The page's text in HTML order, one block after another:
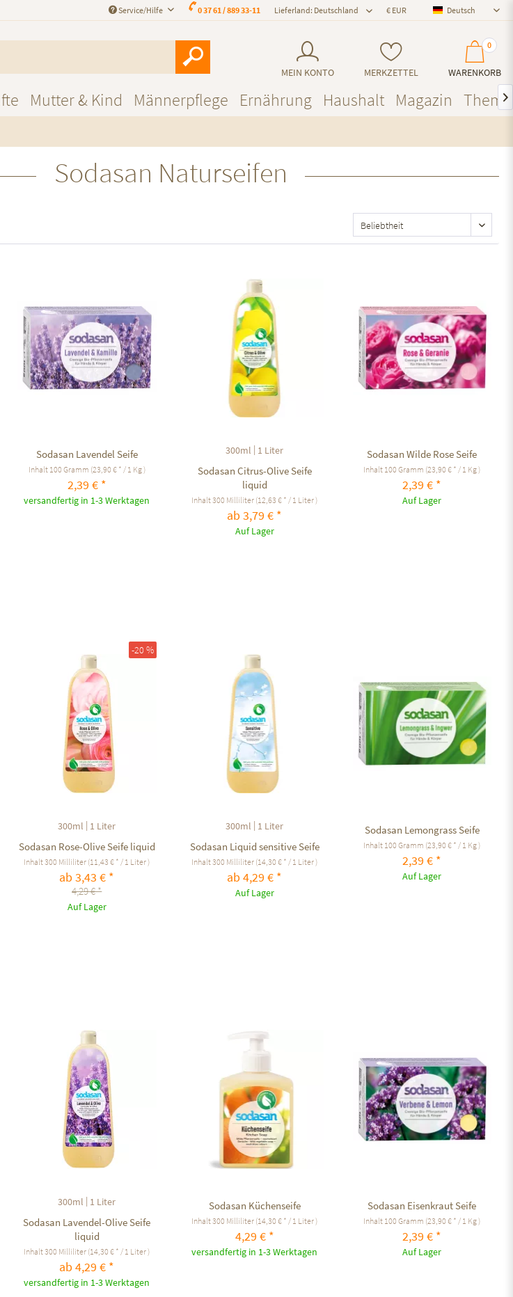
Deutsch
Deutsch
Lieferland: Deutschland
0 37 61 / 889 33-11
Service/Hilfe
MEIN KONTO MERKZETTEL
0
WARENKORB
Mutter & Kind Männerpflege Ernährung Haushalt Magazin 
Sodasan Naturseifen
Sodasan Lavendel Seife
Inhalt 100 Gramm (23,90 € * / 1 Kg )
2,39 € *
versandfertig in 1-3 Werktagen
300ml | 1 Liter
Sodasan Citrus-Olive Seife
liquid
Inhalt300 Milliliter (12,63 € * / 1 Liter )
ab 3,79 € *
Auf Lager
Sodasan Wilde Rose Seife
Inhalt 100 Gramm (23,90 € * / 1 Kg )
2,39 € *
Auf Lager
-20 %
300ml | 1 Liter
Sodasan Rose-Olive Seife liquid
Inhalt300 Milliliter (11,43 € * / 1 Liter )
ab 3,43 € *
4,29 € *
Auf Lager
300ml | 1 Liter
Sodasan Liquid sensitive Seife
Inhalt300 Milliliter (14,30 € * / 1 Liter )
ab 4,29 € *
Auf Lager
Sodasan Lemongrass Seife
Inhalt 100 Gramm (23,90 € * / 1 Kg )
2,39 € *
Auf Lager
300ml | 1 Liter
Sodasan Lavendel-Olive Seife
liquid
Inhalt300 Milliliter (14,30 € * / 1 Liter )
ab 4,29 € *
versandfertig in 1-3 Werktagen
Sodasan Küchenseife
Inhalt300 Milliliter (14,30 € * / 1 Liter )
4,29 € *
versandfertig in 1-3 Werktagen
Sodasan Eisenkraut Seife
Inhalt 100 Gramm (23,90 € * / 1 Kg )
2,39 € *
Auf Lager